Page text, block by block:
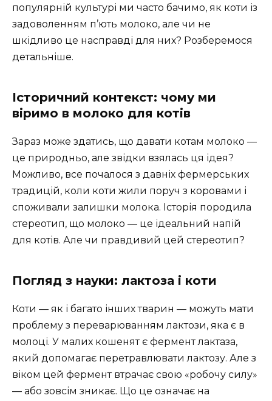
популярній культурі ми часто бачимо, як коти із
задоволенням п’ють молоко, але чи не
шкідливо це насправді для них? Розберемося
детальніше.
Історичний контекст: чому ми
віримо в молоко для котів
Зараз може здатись, що давати котам молоко —
це природньо, але звідки взялась ця ідея?
Можливо, все почалося з давніх фермерських
традицій, коли коти жили поруч з коровами і
споживали залишки молока. Історія породила
стереотип, що молоко — це ідеальний напій
для котів. Але чи правдивий цей стереотип?
Погляд з науки: лактоза і коти
Коти — як і багато інших тварин — можуть мати
проблему з переварюванням лактози, яка є в
молоці. У малих кошенят є фермент лактаза,
який допомагає перетравлювати лактозу. Але з
віком цей фермент втрачає свою «робочу силу»
— або зовсім зникає. Що це означає на